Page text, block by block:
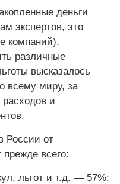
деньги
экспертов, это
компаний),
различные
высказалось
всему миру, за
расходов и
России от
всего:
льгот и т.д. — 57%;